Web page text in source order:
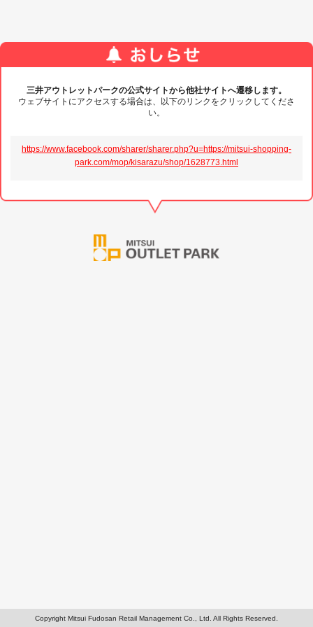
三井アウトレットパークの公式サイトから他社サイトへ遷移します。
ウェブサイトにアクセスする場合は、以下のリンクをクリックしてくださ
い。
https://www.facebook.com/sharer/sharer.php?u=https://mitsui-shopping-
park.com/mop/kisarazu/shop/1628773.html
Copyright Mitsui Fudosan Retail Management Co., Ltd. All Rights Reserved.